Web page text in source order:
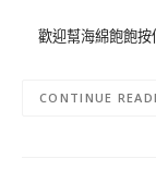
歡迎幫海綿飽飽
CONTINUE